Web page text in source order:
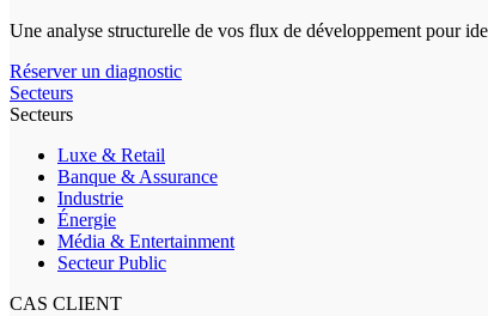
Une analyse structurelle de vos flux de développement pour
Réserver un diagnostic
Secteurs
Secteurs
Luxe & Retail
Banque & Assurance
Industrie
Énergie
Média & Entertainment
Secteur Public
CAS CLIENT